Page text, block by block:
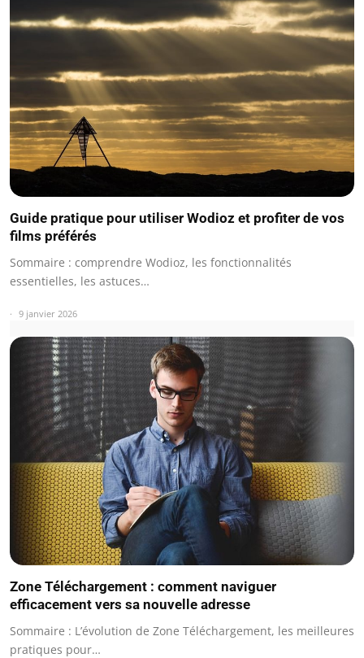
Guide pratique pour utiliser Wodioz et profiter de vos
films préférés
Sommaire : comprendre Wodioz, les fonctionnalités
essentielles, les astuces…
9 janvier 2026
Zone Téléchargement : comment naviguer
efficacement vers sa nouvelle adresse
Sommaire : L’évolution de Zone Téléchargement, les meilleures
pratiques pour…